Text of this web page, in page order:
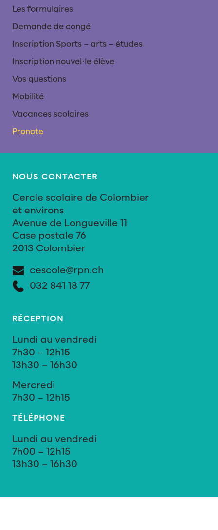
Les formulaires
Demande de congé
Inscription Sports – arts – études
Inscription nouvel∙le élève
Vos questions
Mobilité
Vacances scolaires
Pronote
NOUS CONTACTER
Cercle scolaire de Colombier
et environs
Avenue de Longueville 11
Case postale 76
2013 Colombier
cescole@rpn.ch
032 841 18 77
RÉCEPTION
Lundi au vendredi
7h30 – 12h15
13h30 – 16h30
Mercredi
7h30 – 12h15
TÉLÉPHONE
Lundi au vendredi
7h00 – 12h15
13h30 – 16h30